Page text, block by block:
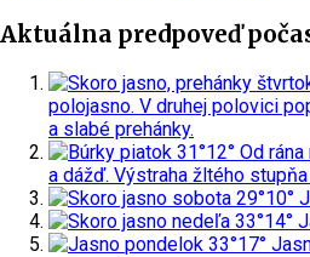
Aktuálna predpoveď
polojasno. V druhej polovici
a slabé prehánky.
piatok 31°12° Od
a dážď. Výstraha žltého stupňa
sobota 29°10°
nedeľa 33°14°
pondelok 33°17°